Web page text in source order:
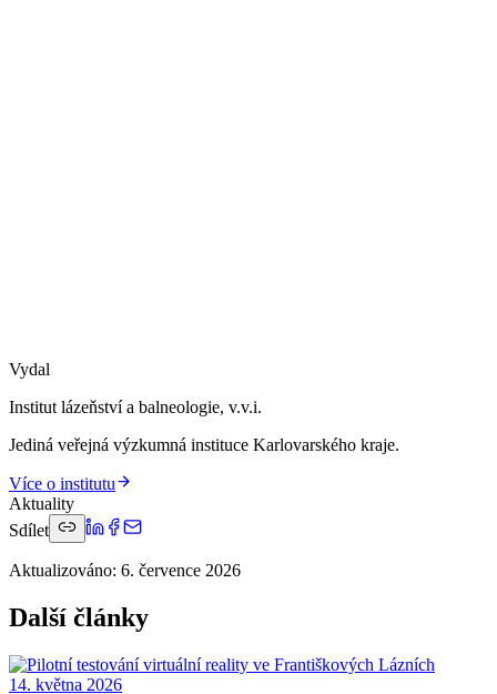
Vydal
Institut lázeňství a balneologie, v.v.i.
Jediná veřejná výzkumná instituce Karlovarského kraje.
Více o institutu
Aktuality
Sdílet
Aktualizováno: 6. července 2026
Další články
14. května 2026